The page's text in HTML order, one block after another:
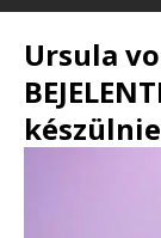
Ursula